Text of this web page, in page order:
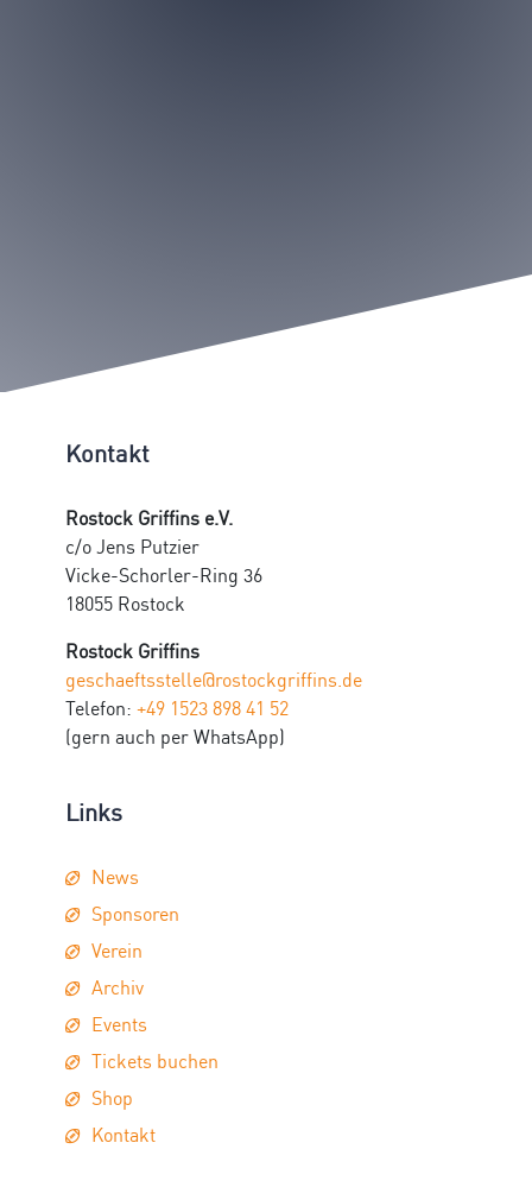
Kontakt
Rostock Griffins e.V.
c/o Jens Putzier
Vicke-Schorler-Ring 36
18055 Rostock
Rostock Griffins
geschaeftsstelle@rostockgriffins.de
Telefon: +49 1523 898 41 52
(gern auch per WhatsApp)
Links
News
Sponsoren
Verein
Archiv
Events
Tickets buchen
Shop
Kontakt